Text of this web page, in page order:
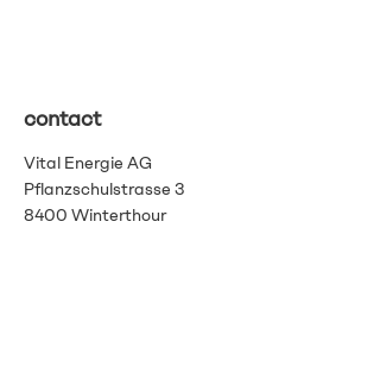
contact
Vital Energie AG
Pflanzschulstrasse 3
8400 Winterthour